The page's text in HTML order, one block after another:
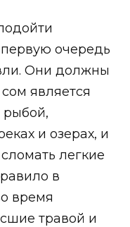
очередь
Они должны
является
рыбой,
и озерах, и
легкие
в
время
травой и